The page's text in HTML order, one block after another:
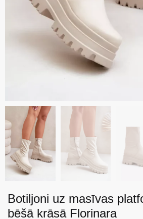
Botiljoni uz masīvas
bēšā krāsā Florinara